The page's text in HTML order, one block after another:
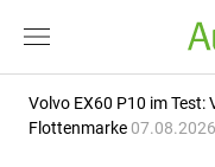
Volvo EX60 P10 im Test:
Flottenmarke